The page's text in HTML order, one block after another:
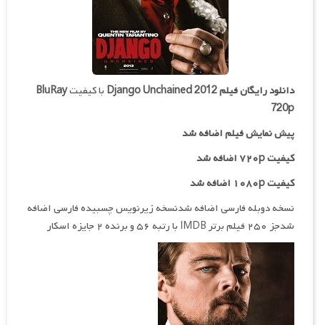
دانلود رایگان فیلمDjango Unchained 2012 با کیفیتBluRay
720p
پیش نمایش فیلم اضافه شد
کیفیت ۷۲۰p اضافه شد
کیفیت ۱۰۸۰p اضافه شد
نسخه دوبله فارسی اضافه شدنسخه زیرنویس چسبیده فارسی اضافه
شدجز ۲۵۰ فیلم برتر IMDB با رتبه ۵۶ و برنده ۲ جایزه اسکار